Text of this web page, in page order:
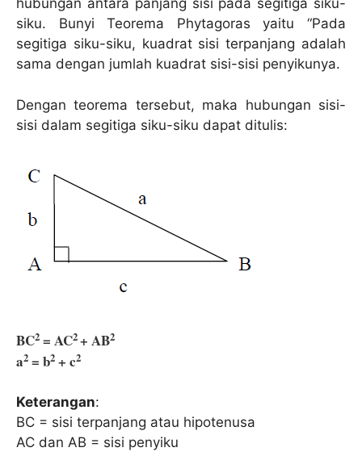
hubungan antara panjang sisi pada segitiga siku-
siku. Bunyi Teorema Phytagoras yaitu “Pada
segitiga siku-siku, kuadrat sisi terpanjang adalah
sama dengan jumlah kuadrat sisi-sisi penyikunya.
Dengan teorema tersebut, maka hubungan sisi-
sisi dalam segitiga siku-siku dapat ditulis:
BC2 = AC2+ AB2
a2 = b2 + c2
Keterangan:
BC = sisi terpanjang atau hipotenusa
AC dan AB = sisi penyiku